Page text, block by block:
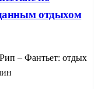
отдыхом
– Фантьет: отдых